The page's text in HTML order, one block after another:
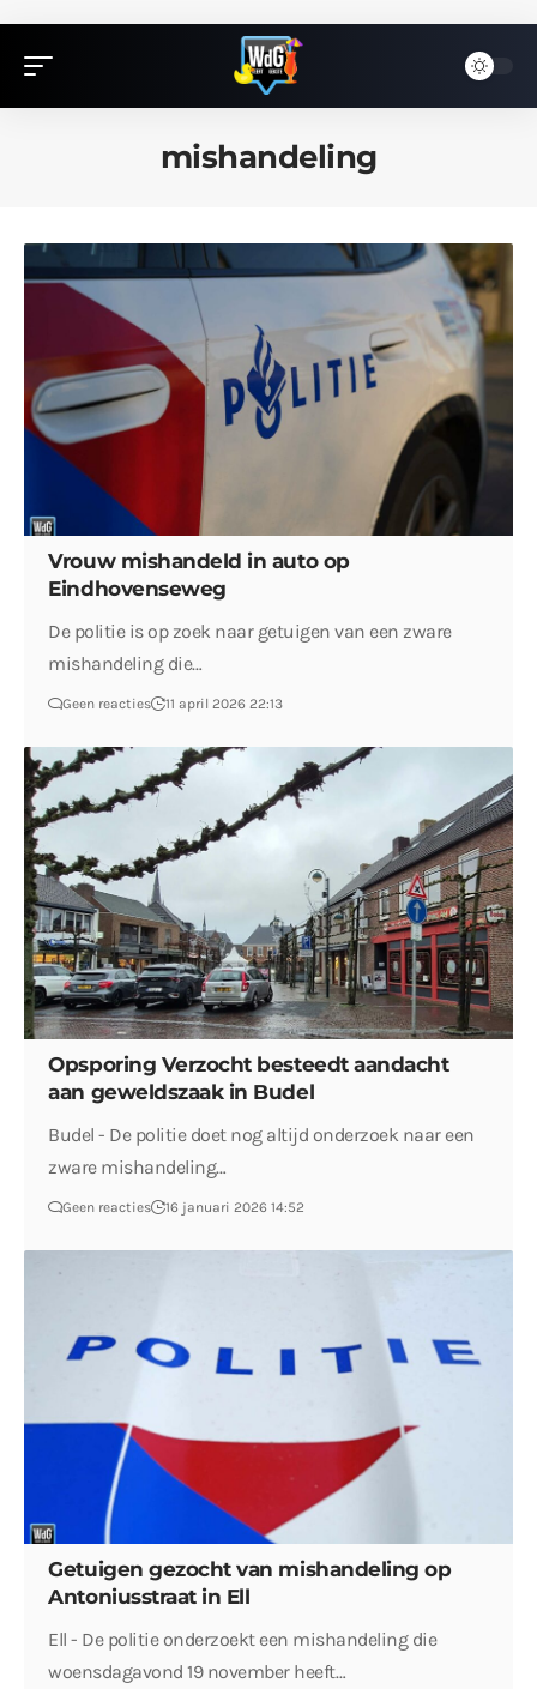
mishandeling
Vrouw mishandeld in auto op
Eindhovenseweg
De politie is op zoek naar getuigen van een zware
mishandeling die…
Geen reacties 11 april 2026 22:13
Opsporing Verzocht besteedt aandacht
aan geweldszaak in Budel
Budel - De politie doet nog altijd onderzoek naar een
zware mishandeling…
Geen reacties 16 januari 2026 14:52
Getuigen gezocht van mishandeling op
Antoniusstraat in Ell
Ell - De politie onderzoekt een mishandeling die
woensdagavond 19 november heeft…